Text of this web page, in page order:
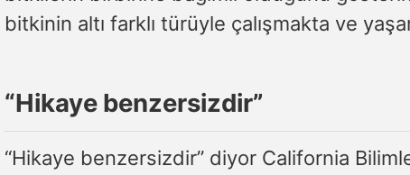
bitkinin altı farklı türüyle çalışmakta ve
“Hikaye benzersizdir”
“Hikaye benzersizdir” diyor California